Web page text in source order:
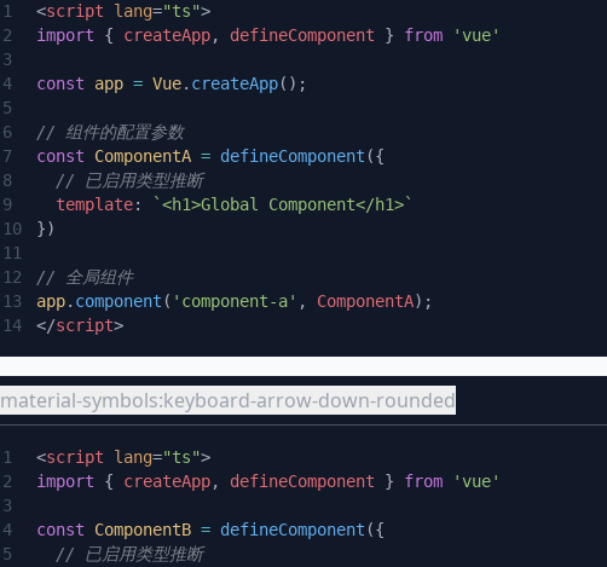
<script lang="ts"
import { createApp, defineComponent } from
const app = Vue. createApp
const ComponentA = defineComponent
  template
:
app. component ( 'component-a' , ComponentA
</script
material-symbols:keyboard-arrow-down-rounded
<script lang="ts"
import { createApp, defineComponent } from
const ComponentB = defineComponent